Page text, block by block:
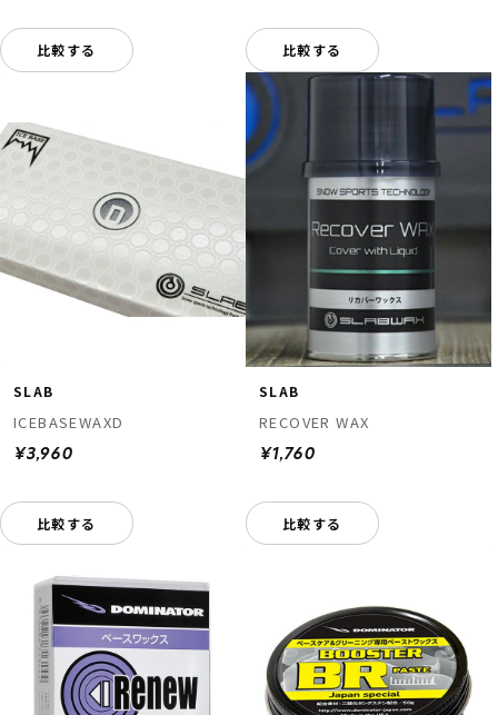
比較する 比較する
SLAB
ICEBASEWAXD
¥3,960
比較する
SLAB
RECOVER WAX
¥1,760
比較する